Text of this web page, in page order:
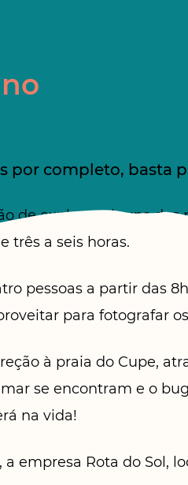
por completo, basta
de explorar alguns
três a seis horas.
pessoas a partir das
para fotografar
à praia do Cupe,
se encontram e o
na vida!
empresa Rota do Sol,